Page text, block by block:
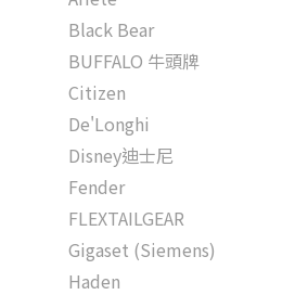
Black Bear
BUFFALO 牛頭牌
Citizen
De'Longhi
Disney迪士尼
Fender
FLEXTAILGEAR
Gigaset (Siemens)
Haden